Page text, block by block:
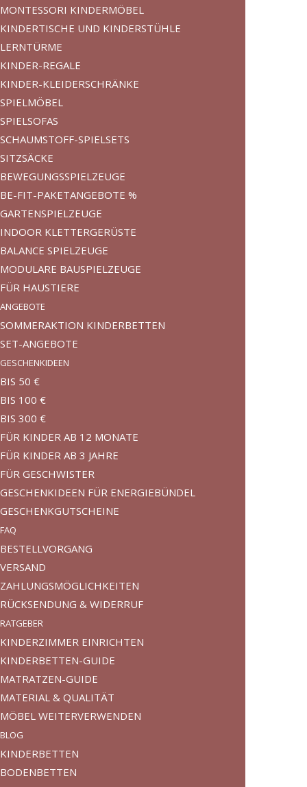
MONTESSORI KINDERMÖBEL
KINDERTISCHE UND KINDERSTÜHLE
LERNTÜRME
KINDER-REGALE
KINDER-KLEIDERSCHRÄNKE
SPIELMÖBEL
SPIELSOFAS
SCHAUMSTOFF-SPIELSETS
SITZSÄCKE
BEWEGUNGSSPIELZEUGE
BE-FIT-PAKETANGEBOTE %
GARTENSPIELZEUGE
INDOOR KLETTERGERÜSTE
BALANCE SPIELZEUGE
MODULARE BAUSPIELZEUGE
FÜR HAUSTIERE
ANGEBOTE
SOMMERAKTION KINDERBETTEN
SET-ANGEBOTE
GESCHENKIDEEN
BIS 50 €
BIS 100 €
BIS 300 €
FÜR KINDER AB 12 MONATE
FÜR KINDER AB 3 JAHRE
FÜR GESCHWISTER
GESCHENKIDEEN FÜR ENERGIEBÜNDEL
GESCHENKGUTSCHEINE
FAQ
BESTELLVORGANG
VERSAND
ZAHLUNGSMÖGLICHKEITEN
RÜCKSENDUNG & WIDERRUF
RATGEBER
KINDERZIMMER EINRICHTEN
KINDERBETTEN-GUIDE
MATRATZEN-GUIDE
MATERIAL & QUALITÄT
MÖBEL WEITERVERWENDEN
BLOG
KINDERBETTEN
BODENBETTEN